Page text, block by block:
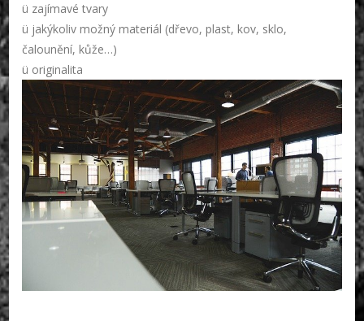
ü zajímavé tvary
ü jakýkoliv možný materiál (dřevo, plast, kov, sklo,
čalounění, kůže…)
ü originalita